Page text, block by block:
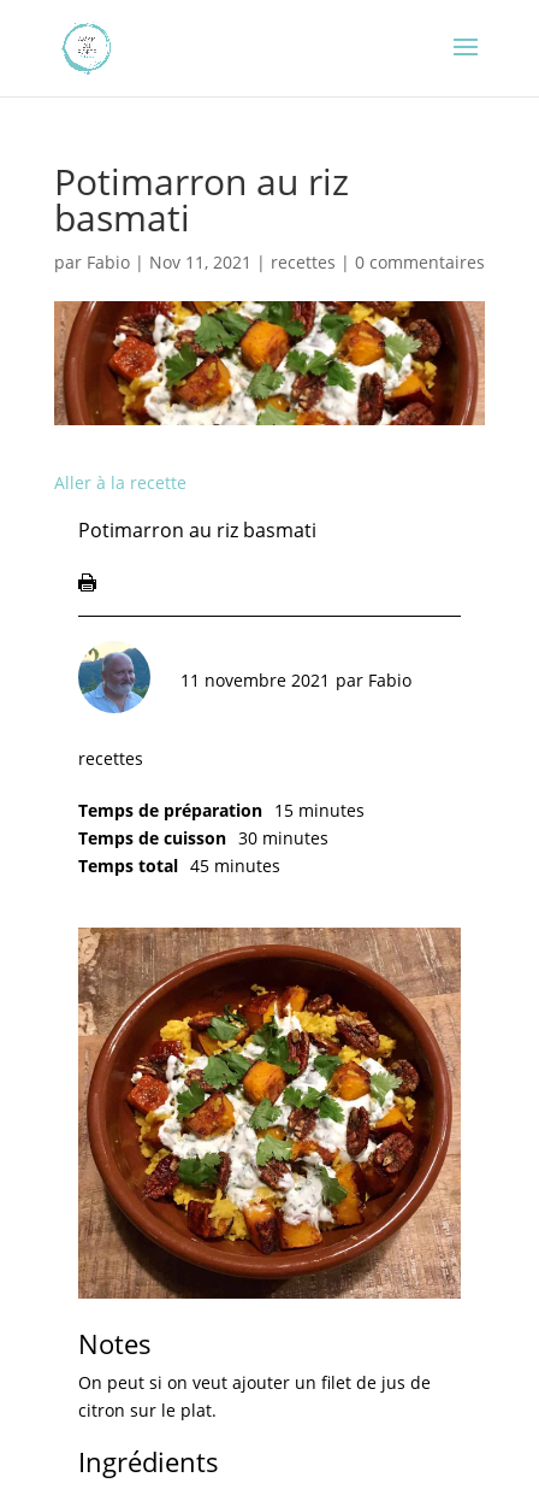
Potimarron au riz
basmati
par Fabio| Nov 11, 2021 | recettes | 0 commentaires
Aller à la recette
Potimarron au riz basmati
11 novembre 2021 par Fabio
recettes
Temps de préparation 15 minutes
Temps de cuisson 30 minutes
Temps total 45 minutes
Notes
On peut si on veut ajouter un filet de jus de
citron sur le plat.
Ingrédients